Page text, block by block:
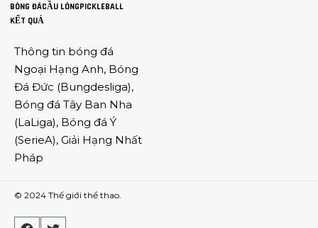
BÓNG ĐÁCẦU LÔNGPICKLEBALL
KẾT QUẢ
Thông tin bóng đá
Ngoại Hạng Anh, Bóng
Đá Đức (Bungdesliga),
Bóng đá Tây Ban Nha
(LaLiga), Bóng đá Ý
(SerieA), Giải Hạng Nhất
Pháp
© 2024 Thế giới thể thao